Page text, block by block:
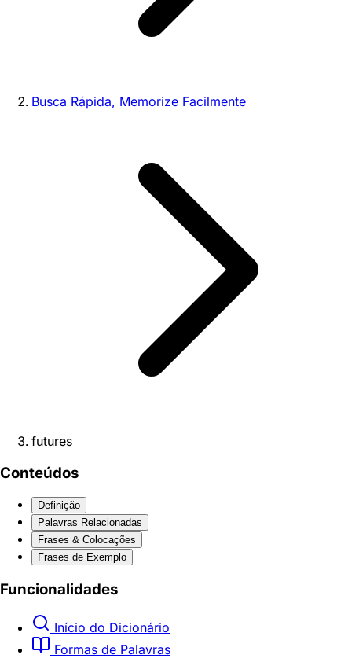
Busca Rápida, Memorize Facilmente
futures
Conteúdos
Definição
Palavras Relacionadas
Frases & Colocações
Frases de Exemplo
Funcionalidades
Início do Dicionário
Formas de Palavras